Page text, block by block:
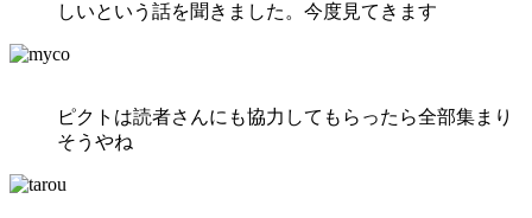
しいという話を聞きました。今度見てきます
ピクトは読者さんにも協力してもらったら全部集まり
そうやね